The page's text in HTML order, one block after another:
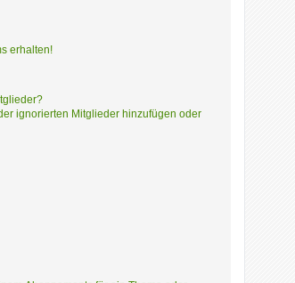
erhalten!
ignorierten Mitglieder hinzufügen oder